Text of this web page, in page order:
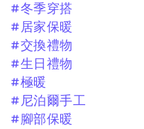
#冬季穿搭
#居家保暖
#交換禮物
#生日禮物
#極暖
#尼泊爾手工
#腳部保暖